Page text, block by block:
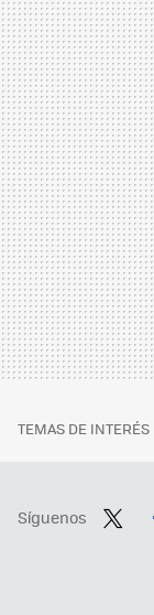
TEMAS DE INTERÉS
Síguenos